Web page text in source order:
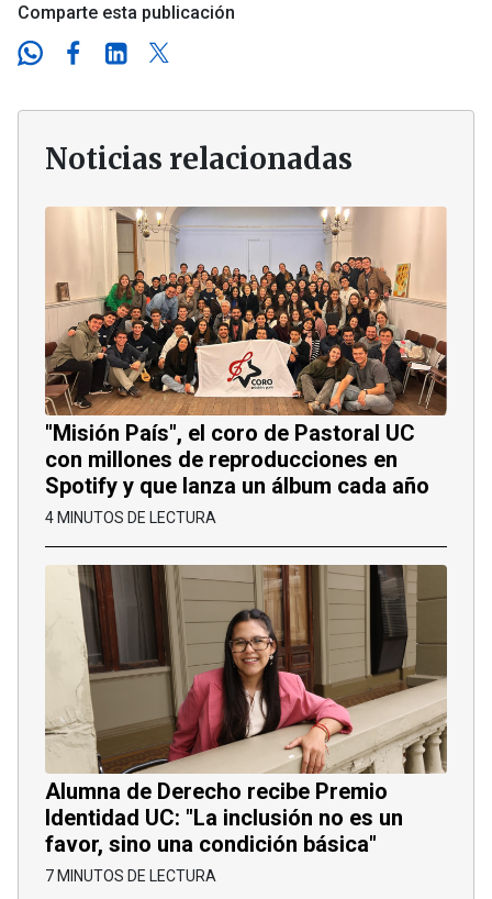
Comparte esta publicación
Noticias relacionadas
"Misión País", el coro de Pastoral UC
con millones de reproducciones en
Spotify y que lanza un álbum cada año
4 MINUTOS DE LECTURA
Alumna de Derecho recibe Premio
Identidad UC: "La inclusión no es un
favor, sino una condición básica"
7 MINUTOS DE LECTURA